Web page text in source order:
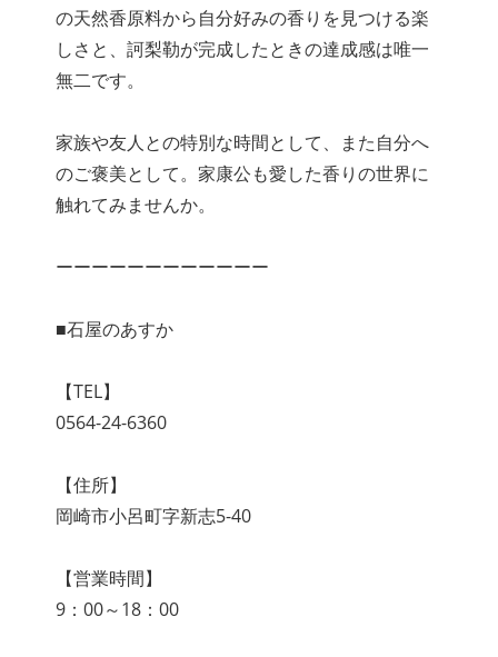
の天然香原料から自分好みの香りを見つける楽
しさと、訶梨勒が完成したときの達成感は唯一
無二です。
家族や友人との特別な時間として、また自分へ
のご褒美として。家康公も愛した香りの世界に
触れてみませんか。
ーーーーーーーーーーーー
■石屋のあすか
【TEL】
0564-24-6360
【住所】
岡崎市小呂町字新志5-40
【営業時間】
9：00～18：00